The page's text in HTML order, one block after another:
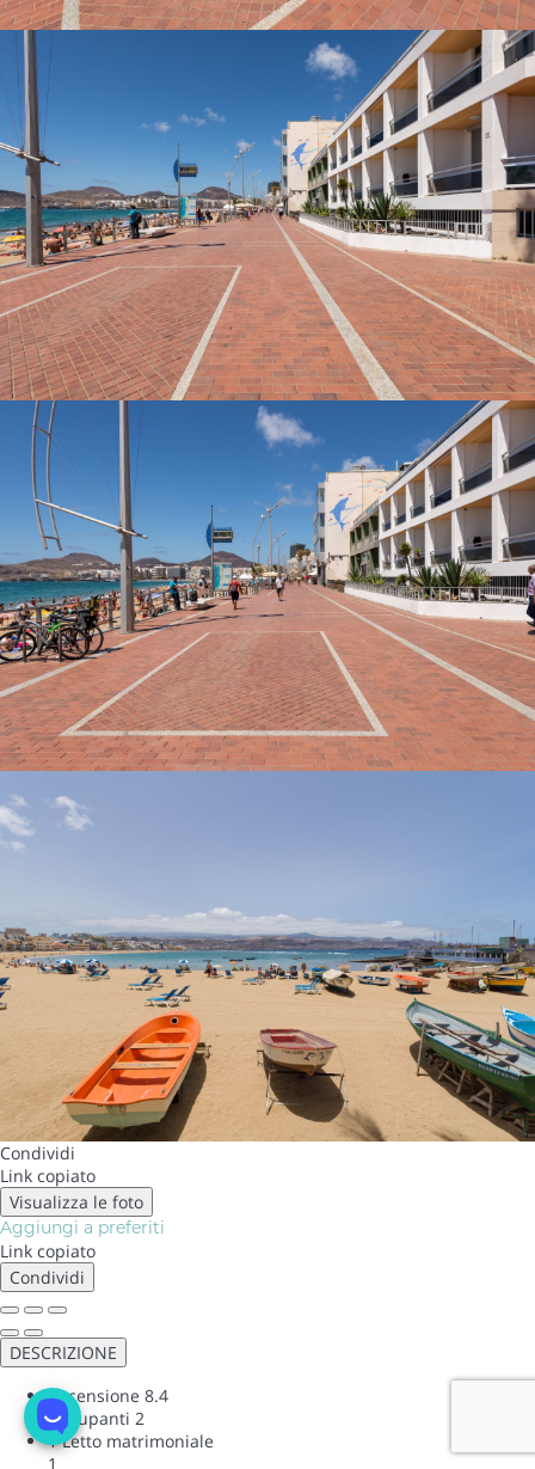
Condividi
Link copiato
Visualizza le foto
Aggiungi a preferiti
Link copiato
Condividi
DESCRIZIONE
Recensione 8.4
Occupanti 2
1 Letto matrimoniale
1